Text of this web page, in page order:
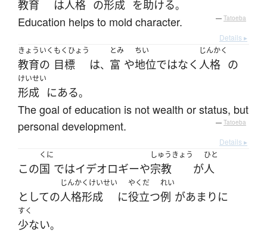
教育 は人格 の形成 を助ける。
Education helps to mold character. — Tatoeba
Details ▸
きょういく
教育の
もくひょう
目標 は、
とみ
富 や
ちい
地位ではなく
じんかく
人格 の
けいせい
形成 にある。
The goal of education is not wealth or status, but
personal development.
— Tatoeba
Details ▸
この
くに
国 ではイデオロギーや
しゅうきょう
宗教 が
ひと
人
としての
じんかくけいせい
人格形成 に
やくだ
役立つ
れい
例 があまりに
すく
少ない。